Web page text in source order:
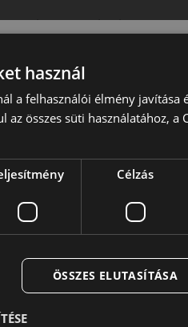
halkabb és
a SUV- és crossover-
tagja. Míg a Goodyear a
kívánja kielégíteni.
hogy abból az élmény-autózás
felső kategóriás
a magas irányíthatóság és
visszajelzést is kell
A Dunlop gumik nagy
mindíg a kiválló irányíthatóság
használ
a felhasználói élmény
az összes süti használatához,
Célzás
ÖSSZES ELUTASÍTÁSA